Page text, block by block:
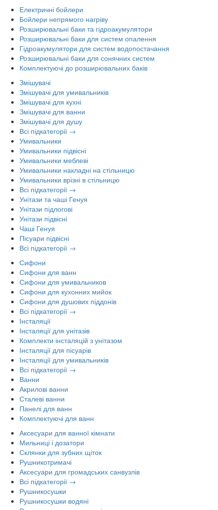
Електричні бойлери
Бойлери непрямого нагріву
Розширювальні баки та гідроакумулятори
Розширювальні баки для систем опалення
Гідроакумулятори для систем водопостачання
Розширювальні баки для сонячних систем
Комплектуючі до розширювальних баків
Змішувачі
Змішувачі для умивальників
Змішувачі для кухні
Змішувачі для ванни
Змішувачі для душу
Всі підкатегорії →
Умивальники
Умивальники підвісні
Умивальники меблеві
Умивальники накладні на стільницю
Умивальники врізні в стільницю
Всі підкатегорії →
Унітази та чаші Генуя
Унітази підлогові
Унітази підвісні
Чаші Генуя
Пісуари підвісні
Всі підкатегорії →
Сифони
Сифони для ванн
Сифони для умивальников
Сифони для кухонних мийок
Сифони для душових піддонів
Всі підкатегорії →
Інсталяції
Інсталяції для унітазів
Комплекти інсталяцій з унітазом
Інсталяції для пісуарів
Інсталяції для умивальників
Всі підкатегорії →
Ванни
Акрилові ванни
Сталеві ванни
Панелі для ванн
Комплектуючі для ванн
Аксесуари для ванної кімнати
Мильниці і дозатори
Склянки для зубних щіток
Рушникотримачі
Аксесуари для громадських санвузлів
Всі підкатегорії →
Рушникосушки
Рушникосушки водяні